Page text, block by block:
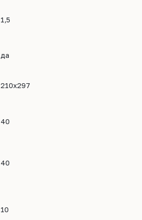
1,5
да
210х297
40
40
10